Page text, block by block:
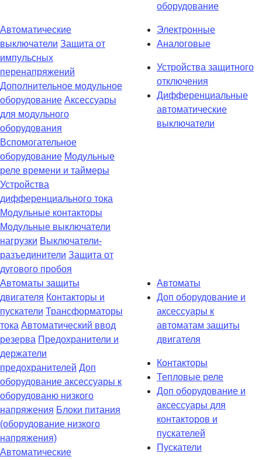
оборудование
Автоматические
выключатели Защита от
импульсных
перенапряжений
Дополнительное модульное
оборудование Аксессуары
для модульного
оборудования
Вспомогательное
оборудование Модульные
реле времени и таймеры
Устройства
дифференциального тока
Модульные контакторы
Модульные выключатели
нагрузки Выключатели-
разъединители Защита от
дугового пробоя
Электронные
Аналоговые
Устройства защитного
отключения
Дифференциальные
автоматические
выключатели
Автоматы защиты
двигателя Контакторы и
пускатели Трансформаторы
тока Автоматический ввод
резерва Предохранители и
держатели
предохранителей Доп
оборудование аксессуары к
оборудованю низкого
напряжения Блоки питания
(оборудование низкого
напряжения)
Автоматические
Автоматы
Доп оборудование и
аксессуары к
автоматам защиты
двигателя
Контакторы
Тепловые реле
Доп оборудование и
аксессуары для
контакторов и
пускателей
Пускатели